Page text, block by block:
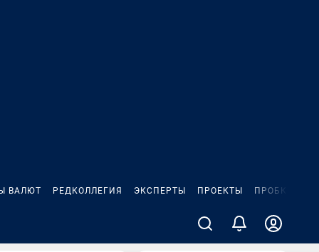
ВАЛЮТ РЕДКОЛЛЕГИЯ ЭКСПЕРТЫ ПРОЕКТЫ ПРОБКИ